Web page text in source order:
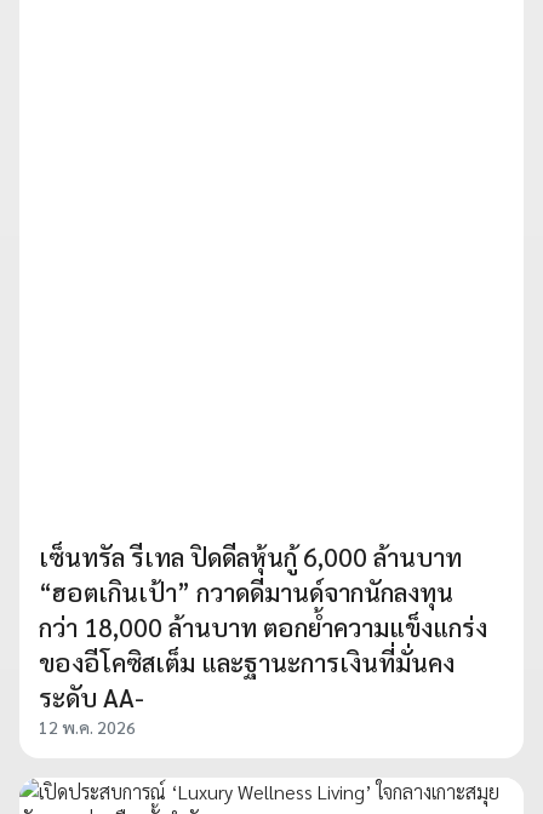
เซ็นทรัล รีเทล ปิดดีลหุ้นกู้ 6,000 ล้านบาท
“ฮอตเกินเป้า” กวาดดีมานด์จากนักลงทุน
กว่า 18,000 ล้านบาท ตอกย้ำความแข็งแกร่ง
ของอีโคซิสเต็ม และฐานะการเงินที่มั่นคง
ระดับ AA-
12 พ.ค. 2026